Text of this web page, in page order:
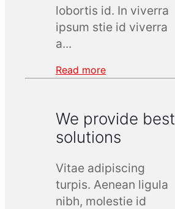
lobortis id. In viverra
ipsum stie id viverra
a...
Read more
We provide best
solutions
Vitae adipiscing
turpis. Aenean ligula
nibh, molestie id